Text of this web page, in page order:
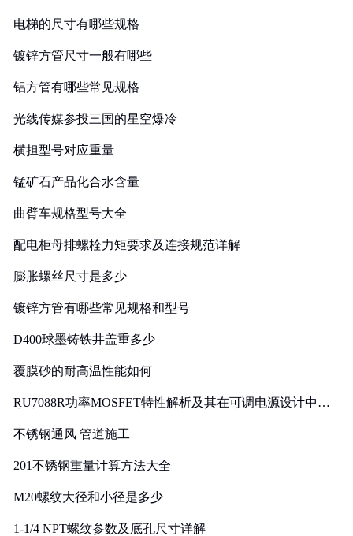
电梯的尺寸有哪些规格
镀锌方管尺寸一般有哪些
铝方管有哪些常见规格
光线传媒参投三国的星空爆冷
横担型号对应重量
锰矿石产品化合水含量
曲臂车规格型号大全
配电柜母排螺栓力矩要求及连接规范详解
膨胀螺丝尺寸是多少
镀锌方管有哪些常见规格和型号
D400球墨铸铁井盖重多少
覆膜砂的耐高温性能如何
RU7088R功率MOSFET特性解析及其在可调电源设计中的
不锈钢通风 管道施工
201不锈钢重量计算方法大全
M20螺纹大径和小径是多少
1-1/4 NPT螺纹参数及底孔尺寸详解